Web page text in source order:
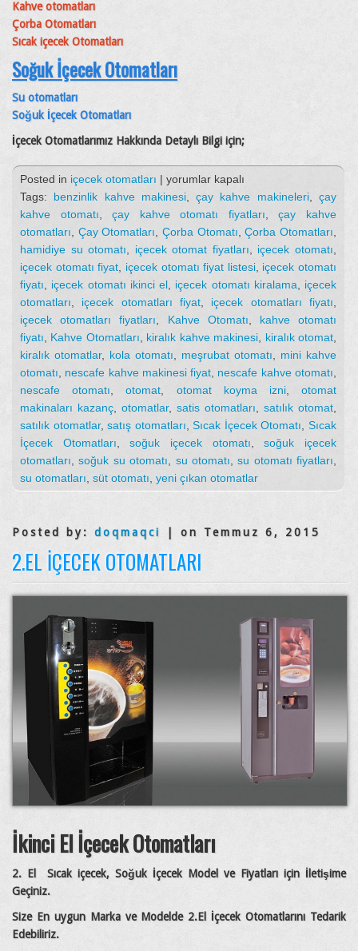
Kahve otomatları
Çorba Otomatları
Sıcak içecek Otomatları
Soğuk İçecek Otomatları
Su otomatları
Soğuk İçecek Otomatları
İçecek Otomatlarımız Hakkında Detaylı Bilgi için;
Posted in içecek otomatları | İçecek
Otomatları
için
yorumlar kapalı
Tags: benzinlik kahve makinesi,çay kahve makineleri,çay
kahve otomatı ,çay kahve otomatı fiyatları ,çay kahve
otomatları
Çay Otomatları ,Çorba Otomatı ,Çorba Otomatları
hamidiye su otomatı
içecek otomat fiyatları içecek otomatı
içecek otomatı fiyat
içecek otomatı fiyat listesi, içecek otomatı
fiyatı
içecek otomatı ikinci el içecek otomatı kiralama
içecek
otomatları
içecek otomatları fiyat içecek otomatları fiyatı
içecek otomatları fiyatları
Kahve Otomatı
kahve otomatı
fiyatı
Kahve Otomatları kiralık kahve makinesi kiralık otomat
kiralık otomatlar, kola otomatı meşrubat otomatı
mini kahve
otomatı
nescafe kahve makinesi fiyat nescafe kahve otomatı
nescafe otomatı ,otomat otomat koyma izni,otomat
makinaları kazanç
otomatlar, satis otomatları satılık otomat
satılık otomatlar,satış otomatları ,Sıcak İçecek Otomatı
Sıcak
İçecek Otomatları ,soğuk içecek otomatı ,soğuk içecek
otomatları ,soğuk su otomatı su otomatı ,su otomatı fiyatları
su otomatları süt otomatı yeni çıkan otomatlar
Posted by: doqmaqci | on Temmuz 6, 2015
2.EL İÇECEK OTOMATLARI
İkinci El İçecek Otomatları
2. El Sıcak içecek, Soğuk İçecek Model ve Fiyatları için İletişime
Geçiniz.
Size En uygun Marka ve Modelde 2.El İçecek Otomatlarını Tedarik
Edebiliriz.